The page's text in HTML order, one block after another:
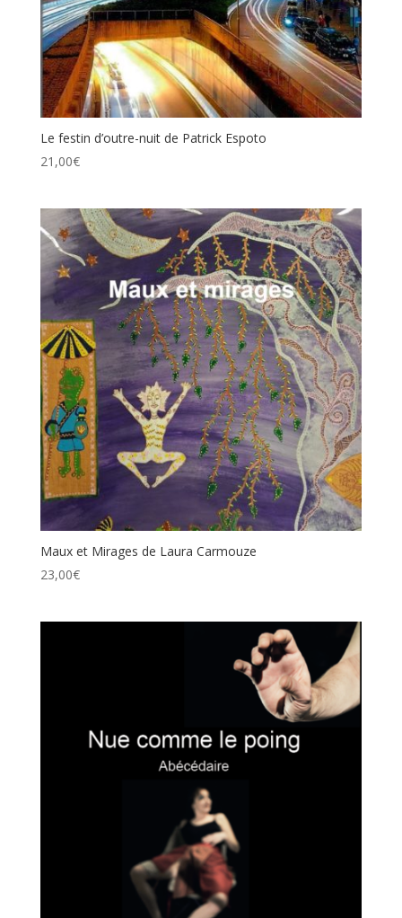
Le festin d’outre-nuit de Patrick Espoto
21,00€
Maux et Mirages de Laura Carmouze
23,00€